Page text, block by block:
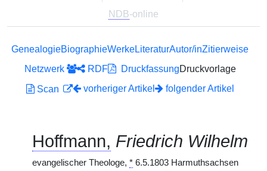
NDB-online
GenealogieBiographieWerkeLiteraturAutor/inZitierweise
Netzwerk
RDF DruckfassungDruckvorlage
Scan
vorheriger Artikel folgender Artikel
Hoffmann, Friedrich Wilhelm
evangelischer Theologe, * 6.5.1803 Harmuthsachsen